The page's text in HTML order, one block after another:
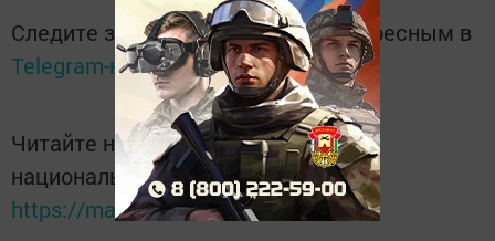
Следите за самым важным и интересным в
Telegram-каналеТатмедиа
Читайте новости Татарстана в
национальном мессенджере MАХ:
https://max.ru/tatmedia